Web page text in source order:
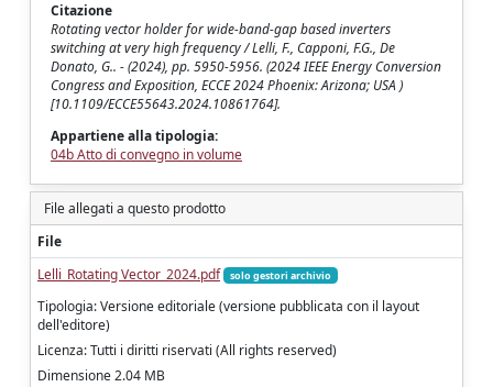
Citazione
Rotating vector holder for wide-band-gap based inverters
switching at very high frequency / Lelli, F., Capponi, F.G., De
Donato, G.. - (2024), pp. 5950-5956. (2024 IEEE Energy Conversion
Congress and Exposition, ECCE 2024 Phoenix: Arizona; USA )
[10.1109/ECCE55643.2024.10861764].
Appartiene alla tipologia:
04b Atto di convegno in volume
File allegati a questo prodotto
File
Lelli_Rotating Vector_2024.pdf
solo gestori archivio
Tipologia: Versione editoriale (versione pubblicata con il layout
dell'editore)
Licenza: Tutti i diritti riservati (All rights reserved)
Dimensione 2.04 MB